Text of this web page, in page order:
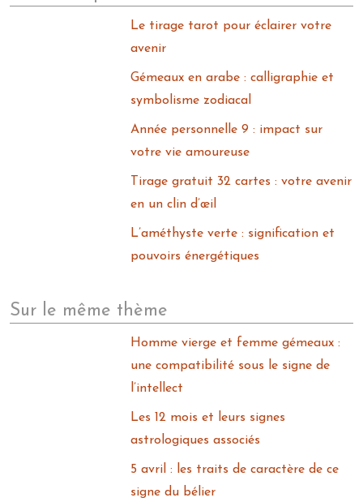
Le tirage tarot pour éclairer votre
avenir
Gémeaux en arabe : calligraphie et
symbolisme zodiacal
Année personnelle 9 : impact sur
votre vie amoureuse
Tirage gratuit 32 cartes : votre avenir
en un clin d’œil
L’améthyste verte : signification et
pouvoirs énergétiques
Sur le même thème
Homme vierge et femme gémeaux :
une compatibilité sous le signe de
l’intellect
Les 12 mois et leurs signes
astrologiques associés
5 avril : les traits de caractère de ce
signe du bélier